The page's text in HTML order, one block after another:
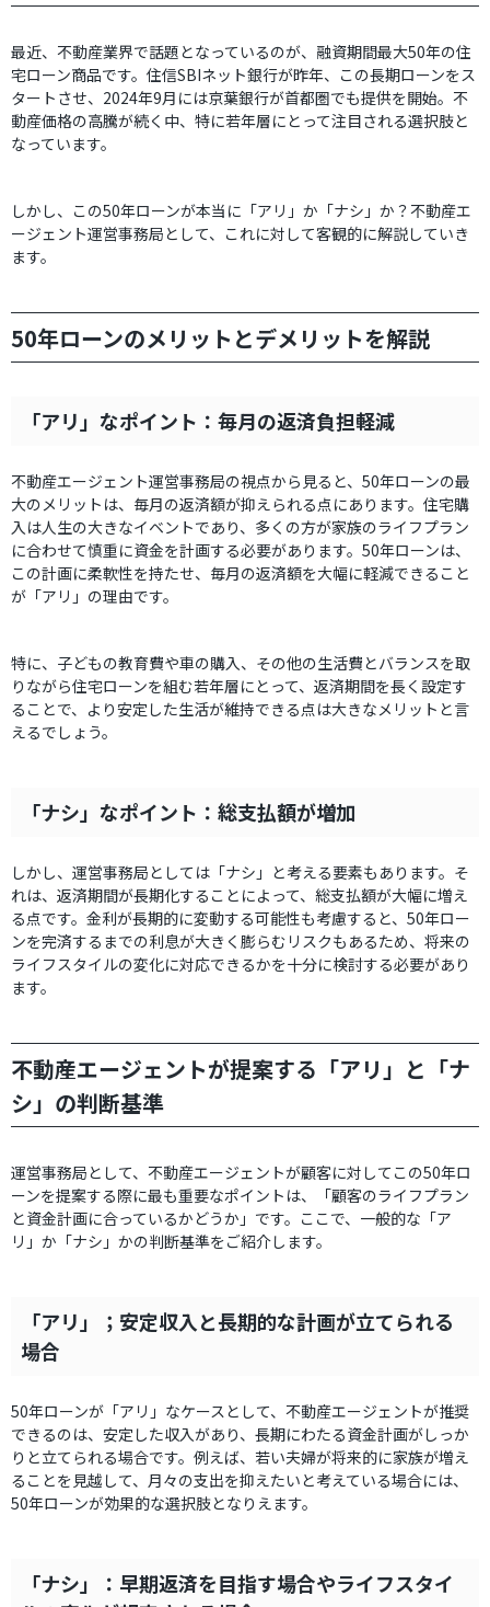
最近、不動産業界で話題となっているのが、融資期間最大50年の住
宅ローン商品です。住信SBIネット銀行が昨年、この長期ローンをス
タートさせ、2024年9月には京葉銀行が首都圏でも提供を開始。不
動産価格の高騰が続く中、特に若年層にとって注目される選択肢と
なっています。
しかし、この50年ローンが本当に「アリ」か「ナシ」か？不動産エ
ージェント運営事務局として、これに対して客観的に解説していき
ます。
50年ローンのメリットとデメリットを解説
「アリ」なポイント：毎月の返済負担軽減
不動産エージェント運営事務局の視点から見ると、50年ローンの最
大のメリットは、毎月の返済額が抑えられる点にあります。住宅購
入は人生の大きなイベントであり、多くの方が家族のライフプラン
に合わせて慎重に資金を計画する必要があります。50年ローンは、
この計画に柔軟性を持たせ、毎月の返済額を大幅に軽減できること
が「アリ」の理由です。
特に、子どもの教育費や車の購入、その他の生活費とバランスを取
りながら住宅ローンを組む若年層にとって、返済期間を長く設定す
ることで、より安定した生活が維持できる点は大きなメリットと言
えるでしょう。
「ナシ」なポイント：総支払額が増加
しかし、運営事務局としては「ナシ」と考える要素もあります。そ
れは、返済期間が長期化することによって、総支払額が大幅に増え
る点です。金利が長期的に変動する可能性も考慮すると、50年ロー
ンを完済するまでの利息が大きく膨らむリスクもあるため、将来の
ライフスタイルの変化に対応できるかを十分に検討する必要があり
ます。
不動産エージェントが提案する「アリ」と「ナ
シ」の判断基準
運営事務局として、不動産エージェントが顧客に対してこの50年ロ
ーンを提案する際に最も重要なポイントは、「顧客のライフプラン
と資金計画に合っているかどうか」です。ここで、一般的な「ア
リ」か「ナシ」かの判断基準をご紹介します。
「アリ」；安定収入と長期的な計画が立てられる
場合
50年ローンが「アリ」なケースとして、不動産エージェントが推奨
できるのは、安定した収入があり、長期にわたる資金計画がしっか
りと立てられる場合です。例えば、若い夫婦が将来的に家族が増え
ることを見越して、月々の支出を抑えたいと考えている場合には、
50年ローンが効果的な選択肢となりえます。
「ナシ」：早期返済を目指す場合やライフスタイ